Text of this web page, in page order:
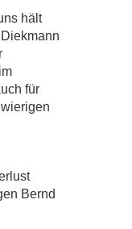
hält
für
Bernd